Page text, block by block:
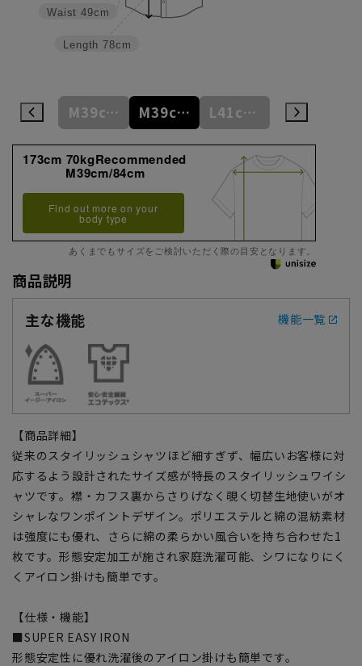
Length 78cm
Waist 49cm
S37cm/82cm M39cm/80cm M39cm/84cm L41cm/82cm
173cm 70kgRecommended
M39cm/84cm
Find out more on your
body type
あくまでもサイズをご検討いただく際の目安となります。
商品説明
主な機能
機能一覧
【商品詳細】
従来のスタイリッシュシャツほど細すぎず、幅広いお客様に対
応するよう設計されたサイズ感が特長のスタイリッシュワイシ
ャツです。襟・カフス裏からさりげなく覗く切替生地使いがオ
シャレなワンポイントデザイン。ポリエステルと綿の混紡素材
は強度にも優れ、さらに綿の柔らかい風合いを持ち合わせた1
枚です。形態安定加工が施され家庭洗濯可能、シワになりにく
くアイロン掛けも簡単です。
【仕様・機能】
■SUPER EASY IRON
形態安定性に優れ洗濯後のアイロン掛けも簡単です。